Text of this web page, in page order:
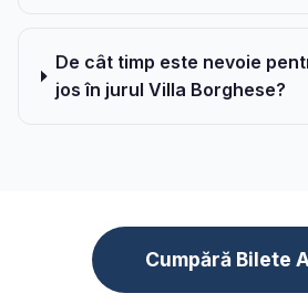
De cât timp este nevoie
jos în jurul Villa Borghese?
Cumpără Bilete